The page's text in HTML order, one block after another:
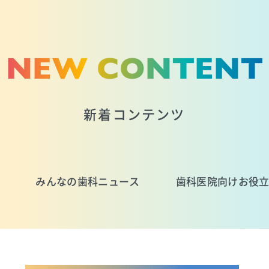
NEW CONTENT
新着コンテンツ
みんなの歯科ニュース 歯科医院向けお役